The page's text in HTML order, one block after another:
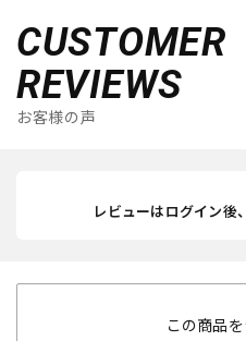
CUSTOMER
REVIEWS
お客様の声
レビューはログイン後
この商品